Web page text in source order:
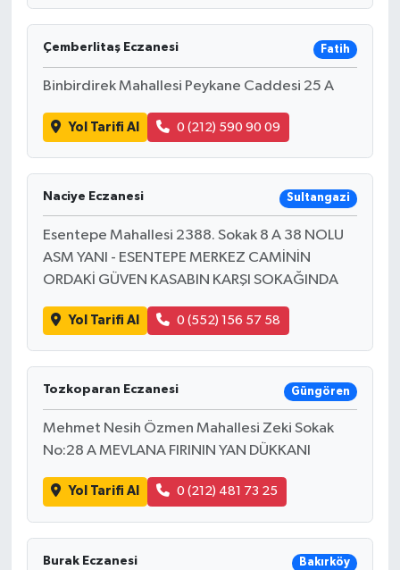
Çemberlitaş Eczanesi Fatih
Binbirdirek Mahallesi Peykane Caddesi 25 A
Yol Tarifi Al 0 (212) 590 90 09
Naciye Eczanesi Sultangazi
Esentepe Mahallesi 2388. Sokak 8 A 38 NOLU
ASM YANI - ESENTEPE MERKEZ CAMİNİN
ORDAKİ GÜVEN KASABIN KARŞI SOKAĞINDA
Yol Tarifi Al 0 (552) 156 57 58
Tozkoparan Eczanesi Güngören
Mehmet Nesih Özmen Mahallesi Zeki Sokak
No:28 A MEVLANA FIRININ YAN DÜKKANI
Yol Tarifi Al 0 (212) 481 73 25
Burak Eczanesi Bakırköy